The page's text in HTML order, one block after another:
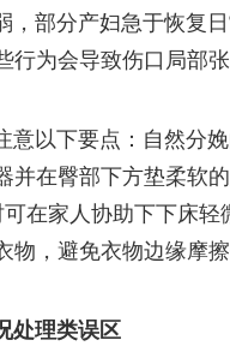
，部分产妇急于恢复
行为会导致伤口局部
意以下要点：自然分
并在臀部下方垫柔软
在家人协助下下床
物，避免衣物边缘摩擦
处理类误区